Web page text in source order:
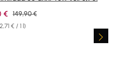
€ / 1 l)
Sale price:
€ Regular price:
149,90 €